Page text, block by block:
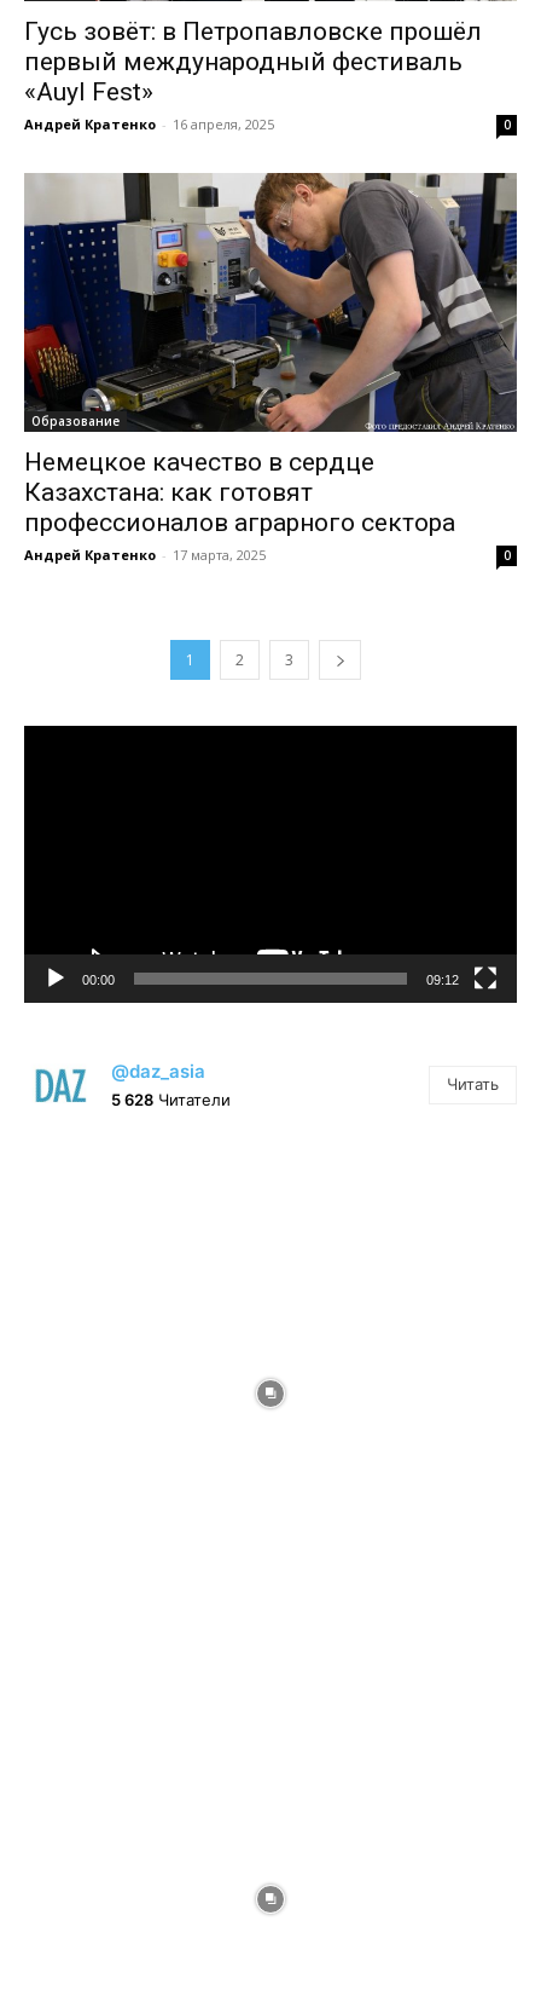
Гусь зовёт: в Петропавловске прошёл
первый международный фестиваль
«Auyl Fest»
Андрей Кратенко - 16 апреля, 2025 0
Образование
Немецкое качество в сердце
Казахстана: как готовят
профессионалов аграрного сектора
Андрей Кратенко - 17 марта, 2025 0
1 2 3
00:00 09:12
@daz_asia
5 628 Читатели
Читать